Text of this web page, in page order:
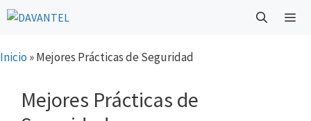
Saltar
al
Inicio »Mejores Prácticas de Seguridad
Mejores Prácticas de